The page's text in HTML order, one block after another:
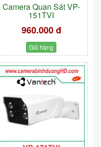
Camera Quan Sát VP-
151TVI
960.000 đ
Giỏ hàng